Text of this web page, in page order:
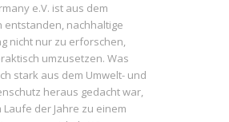
e.V. ist aus dem
entstanden, nachhaltige
nicht nur zu erforschen,
umzusetzen. Was
stark aus dem Umwelt- und
heraus gedacht war,
Laufe der Jahre zu einem